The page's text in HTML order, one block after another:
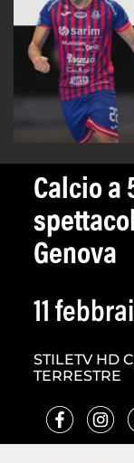
Calcio a
Genova
11
STILETV HD
TERRESTRE